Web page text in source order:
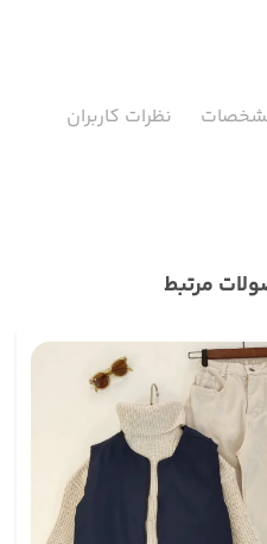
نظرات کاربران
مرتبط